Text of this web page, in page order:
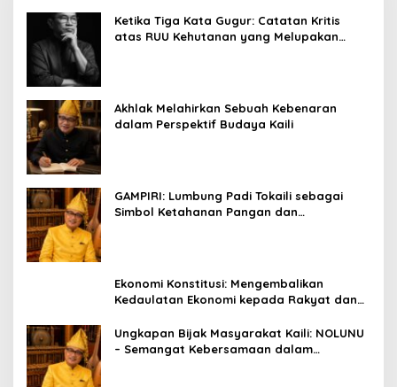
Ketika Tiga Kata Gugur: Catatan Kritis
atas RUU Kehutanan yang Melupakan
Akhlak Melahirkan Sebuah Kebenaran
dalam Perspektif Budaya Kaili
GAMPIRI: Lumbung Padi Tokaili sebagai
Simbol Ketahanan Pangan dan
Ekonomi Konstitusi: Mengembalikan
Kedaulatan Ekonomi kepada Rakyat dan
Ungkapan Bijak Masyarakat Kaili: NOLUNU
– Semangat Kebersamaan dalam